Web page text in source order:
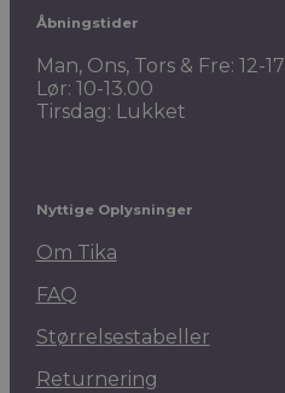
Åbningstider
Man, Ons, Tors & Fre: 12-17
Lør: 10-13.00
Tirsdag: Lukket
Nyttige Oplysninger
Om Tika
FAQ
Størrelsestabeller
Returnering